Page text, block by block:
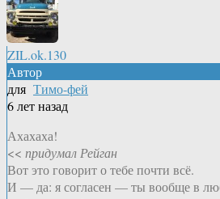
ZIL.ok.130
Автор
для Тимо-фей
6 лет назад
Ахахаха!
<< придумал Рейган
Вот это говорит о тебе почти всё.
И — да: я согласен — ты вообще в